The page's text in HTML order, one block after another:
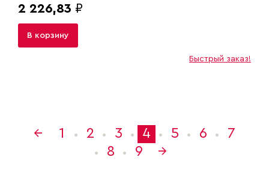
2 226,83 ₽
В корзину
Быстрый заказ!
← 1 • 2 • 3 • 4 • 5 • 6 • 7
• 8 • 9 →